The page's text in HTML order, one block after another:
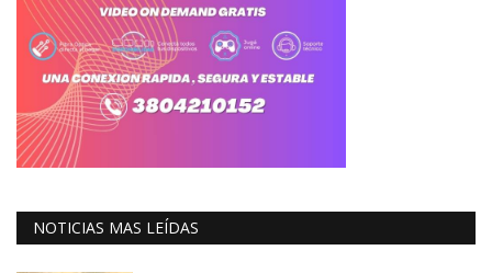
NOTICIAS MAS LEÍDAS